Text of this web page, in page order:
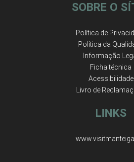
SOBRE O
Política de
Política da
Informação
Ficha técnica
Acessibilidade
Livro de
LINKS